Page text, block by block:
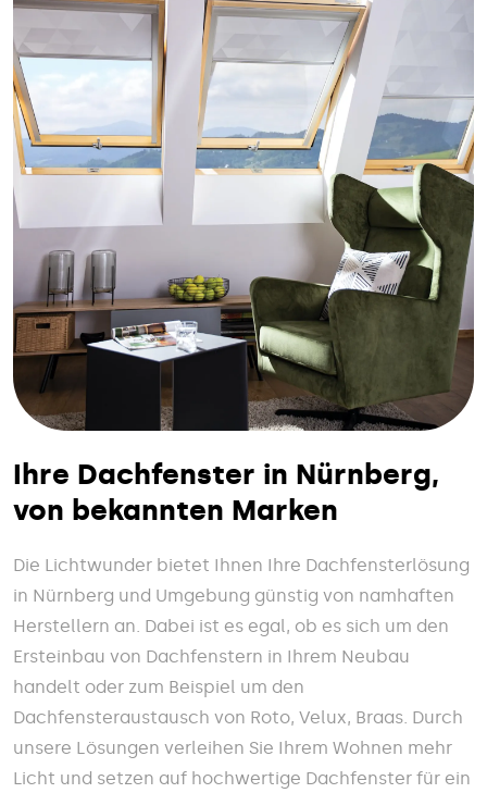
Ihre Dachfenster in Nürnberg,
von bekannten Marken
Die Lichtwunder bietet Ihnen Ihre Dachfensterlösung
in Nürnberg und Umgebung günstig von namhaften
Herstellern an. Dabei ist es egal, ob es sich um den
Ersteinbau von Dachfenstern in Ihrem Neubau
handelt oder zum Beispiel um den
Dachfensteraustausch von Roto, Velux, Braas. Durch
unsere Lösungen verleihen Sie Ihrem Wohnen mehr
Licht und setzen auf hochwertige Dachfenster für ein